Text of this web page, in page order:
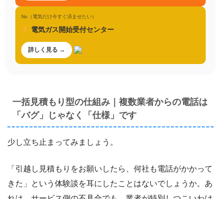
No（電気だけ今すぐ済ませたい）
電気ガス開始受付センター
詳しく見る →
一括見積もり型の仕組み｜複数業者からの電話は
「バグ」じゃなく「仕様」です
少し立ち止まってみましょう。
「引越し見積もりをお願いしたら、何社も電話がかかって
きた」という体験談を耳にしたことはないでしょうか。あ